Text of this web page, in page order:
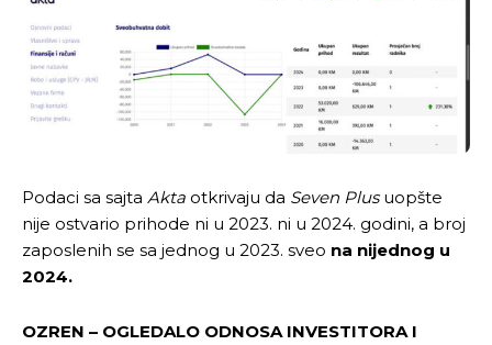
Podaci sa sajta Akta otkrivaju da Seven Plusuopšte
nije ostvario prihode ni u 2023. ni u 2024. godini, a broj
zaposlenih se sa jednog u 2023. sveo na nijednog u
2024.
OZREN – OGLEDALO ODNOSA INVESTITORA I